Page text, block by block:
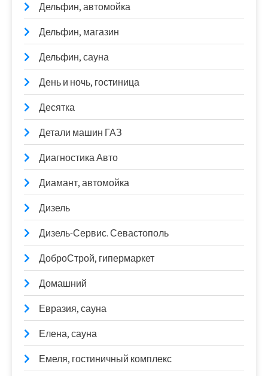
Дельфин, автомойка
Дельфин, магазин
Дельфин, сауна
День и ночь, гостиница
Десятка
Детали машин ГАЗ
Диагностика Авто
Диамант, автомойка
Дизель
Дизель-Сервис. Севастополь
ДоброСтрой, гипермаркет
Домашний
Евразия, сауна
Елена, сауна
Емеля, гостиничный комплекс